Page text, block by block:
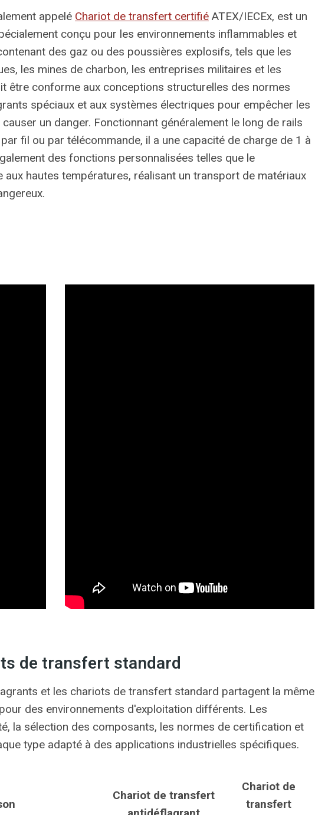
appelé Chariot de transfert certifié ATEX/IECEx, est un
conçu pour les environnements inflammables et
des gaz ou des poussières explosifs, tels que les
les mines de charbon, les entreprises militaires et les
être conforme aux conceptions structurelles des normes
spéciaux et aux systèmes électriques pour empêcher les
un danger. Fonctionnant généralement le long de rails
fil ou par télécommande, il a une capacité de charge de 1 à
des fonctions personnalisées telles que le
hautes températures, réalisant un transport de matériaux
de transfert standard
et les chariots de transfert standard partagent la même
des environnements d'exploitation différents. Les
la sélection des composants, les normes de certification et
type adapté à des applications industrielles spécifiques.
Chariot de transfert
Chariot de
transfert